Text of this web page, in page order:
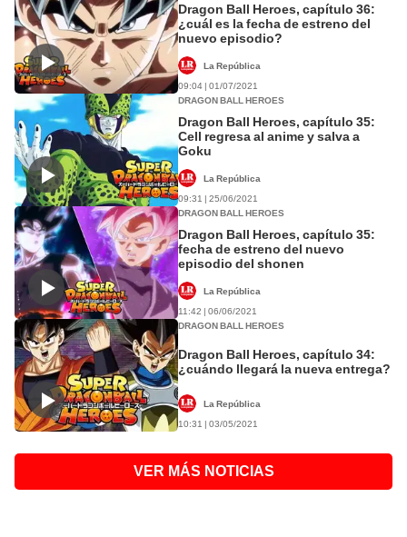
Dragon Ball Heroes, capítulo 36:
¿cuál es la fecha de estreno del
nuevo episodio?
La República
09:04 | 01/07/2021
DRAGON BALL HEROES
Dragon Ball Heroes, capítulo 35:
Cell regresa al anime y salva a
Goku
La República
09:31 | 25/06/2021
DRAGON BALL HEROES
Dragon Ball Heroes, capítulo 35:
fecha de estreno del nuevo
episodio del shonen
La República
11:42 | 06/06/2021
DRAGON BALL HEROES
Dragon Ball Heroes, capítulo 34:
¿cuándo llegará la nueva entrega?
La República
10:31 | 03/05/2021
VER MÁS NOTICIAS